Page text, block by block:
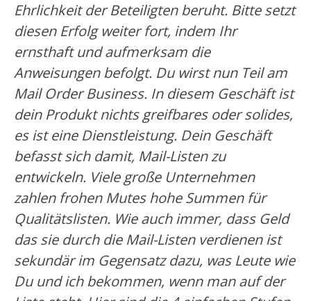
Ehrlichkeit der Beteiligten beruht. Bitte setzt
diesen Erfolg weiter fort, indem Ihr
ernsthaft und aufmerksam die
Anweisungen befolgt. Du wirst nun Teil am
Mail Order Business. In diesem Geschäft ist
dein Produkt nichts greifbares oder solides,
es ist eine Dienstleistung. Dein Geschäft
befasst sich damit, Mail-Listen zu
entwickeln. Viele große Unternehmen
zahlen frohen Mutes hohe Summen für
Qualitätslisten. Wie auch immer, dass Geld
das sie durch die Mail-Listen verdienen ist
sekundär im Gegensatz dazu, was Leute wie
Du und ich bekommen, wenn man auf der